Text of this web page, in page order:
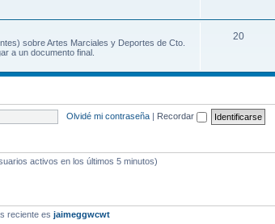
sobre Artes Marciales y Deportes de Cto.
a un documento final.
20
Olvidé mi contraseña | Recordar
activos en los últimos 5 minutos)
reciente es jaimeggwcwt